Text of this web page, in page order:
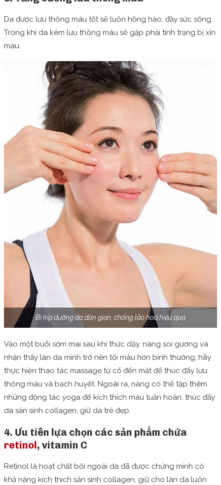
Da được lưu thông máu tốt sẽ luôn hồng hào, đầy sức sống.
Trong khi da kém lưu thông máu sẽ gặp phải tình trạng bị xỉn
màu.
Bí kíp dưỡng da đơn giản, chống lão hoá hiệu quả
Vào một buổi sớm mai sau khi thức dậy, nàng soi gương và
nhận thấy làn da mình trở nên tối màu hơn bình thường, hãy
thực hiện thao tác massage từ cổ đến mặt để thúc đẩy lưu
thông máu và bạch huyết. Ngoài ra, nàng có thể tập thêm
những động tác yoga để kích thích máu tuần hoàn, thúc đẩy
da sản sinh collagen, giữ da trẻ đẹp.
4. Ưu tiên lựa chọn các sản phẩm chứa
retinol, vitamin C
Retinol là hoạt chất bôi ngoài da đã được chứng minh có
khả năng kích thích sản sinh collagen, giữ cho làn da luôn